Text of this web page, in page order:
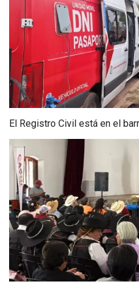
El Registro Civil está en el